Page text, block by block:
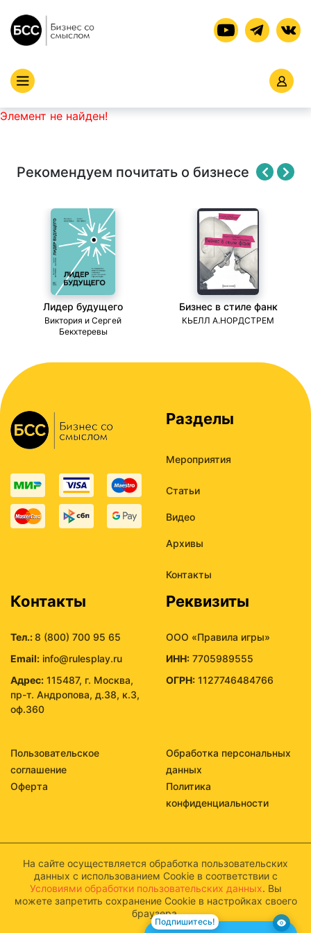
Элемент не найден!
Рекомендуем почитать о бизнесе
Лидер будущего
Виктория и Сергей
Бекхтеревы
Бизнес в стиле фанк
КЬЕЛЛ А.НОРДСТРЕМ
Разделы
Мероприятия
Статьи
Видео
Архивы
Контакты
Контакты
Тел.:8 (800) 700 95 65
Email: info@rulesplay.ru
Адрес: 115487, г. Москва,
пр-т. Андропова, д.38, к.3,
оф.360
Реквизиты
ООО «Правила игры»
ИНН: 7705989555
ОГРН: 1127746484766
Пользовательское
соглашение
Обработка персональных
данных
Оферта
Политика
конфиденциальности
На сайте осуществляется обработка пользовательских
данных с использованием Cookie в соответствии с
Условиями обработки пользовательских данных. Вы
можете запретить сохранение Cookie в настройках своего
браузера.
Подпишитесь!